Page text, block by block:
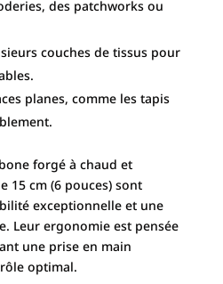
des patchworks ou
couches de tissus pour
planes, comme les tapis
forgé à chaud et
15 cm (6 pouces) sont
exceptionnelle et une
Leur ergonomie est pensée
une prise en main
optimal.